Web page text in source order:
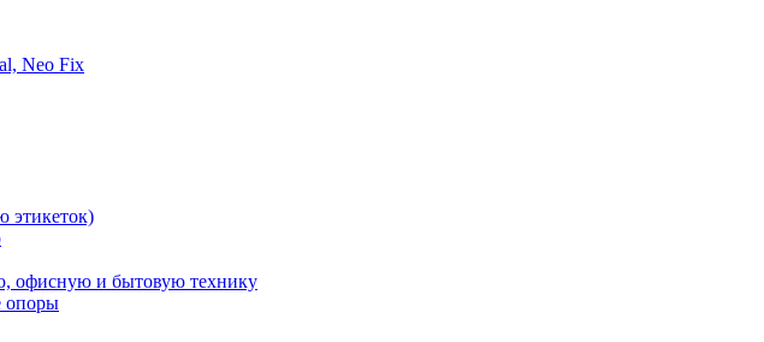
Neo Fix
этикеток)
офисную и бытовую технику
опоры